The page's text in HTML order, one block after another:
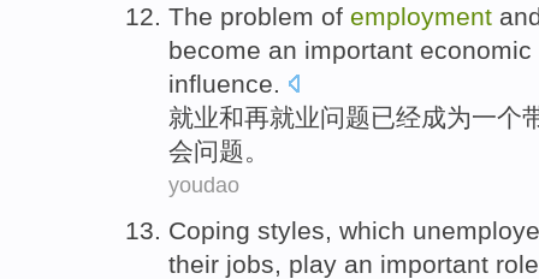
The problem of employment
become an important economic
influence.
就业和再就业问题已经成为一个
会问题。
youdao
Coping styles , which
their jobs, play an important role